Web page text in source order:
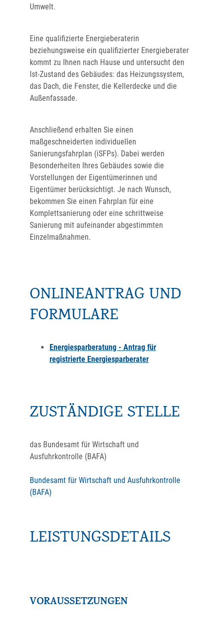
Umwelt.
Eine qualifizierte Energieberaterin
beziehungsweise ein qualifizierter Energieberater
kommt zu Ihnen nach Hause und untersucht den
Ist-Zustand des Gebäudes: das Heizungssystem,
das Dach, die Fenster, die Kellerdecke und die
Außenfassade.
Anschließend erhalten Sie einen
maßgeschneiderten individuellen
Sanierungsfahrplan (iSFPs). Dabei werden
Besonderheiten Ihres Gebäudes sowie die
Vorstellungen der Eigentümerinnen und
Eigentümer berücksichtigt. Je nach Wunsch,
bekommen Sie einen Fahrplan für eine
Komplettsanierung oder eine schrittweise
Sanierung mit aufeinander abgestimmten
Einzelmaßnahmen.
ONLINEANTRAG UND
FORMULARE
Energiesparberatung - Antrag für
registrierte Energiesparberater
ZUSTÄNDIGE STELLE
das Bundesamt für Wirtschaft und
Ausfuhrkontrolle (BAFA)
Bundesamt für Wirtschaft und Ausfuhrkontrolle
(BAFA)
LEISTUNGSDETAILS
VORAUSSETZUNGEN